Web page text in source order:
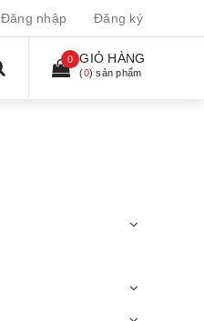
Đăng nhập Đăng ký
0 GIỎ HÀNG
(0) sản phẩm